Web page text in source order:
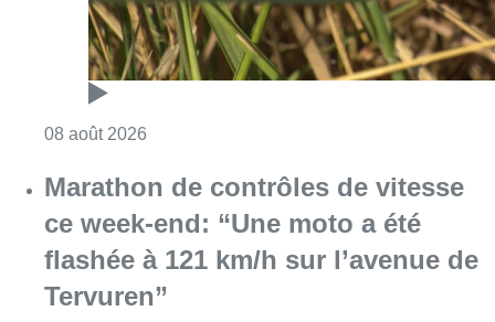
08 août 2026
Marathon de contrôles de vitesse
ce week-end: “Une moto a été
flashée à 121 km/h sur l’avenue de
Tervuren”